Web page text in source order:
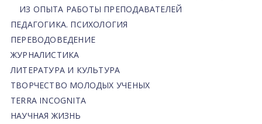
ИЗ ОПЫТА РАБОТЫ ПРЕПОДАВАТЕЛЕЙ
ПЕДАГОГИКА. ПСИХОЛОГИЯ
ПЕРЕВОДОВЕДЕНИЕ
ЖУРНАЛИСТИКА
ЛИТЕРАТУРА И КУЛЬТУРА
ТВОРЧЕСТВО МОЛОДЫХ УЧЕНЫХ
TERRA INCOGNITA
НАУЧНАЯ ЖИЗНЬ